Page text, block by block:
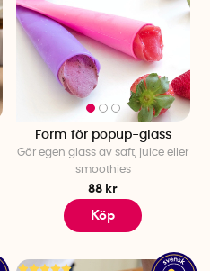
Form för popup-glass
Gör egen glass av saft, juice eller
smoothies
88 kr
Köp